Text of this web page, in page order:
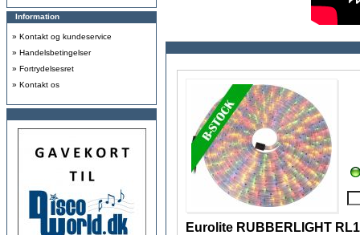
Information
» Kontakt og kundeservice
» Handelsbetingelser
» Fortrydelsesret
» Kontakt os
Eurolite RUBBERLIGHT